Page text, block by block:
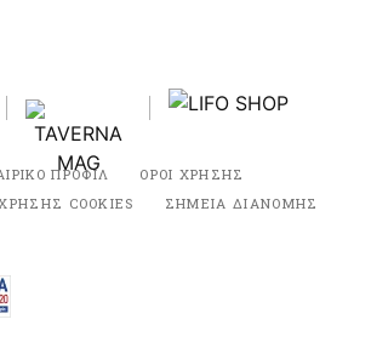
ΠΡΟΦΙΛ
ΟΡΟΙ ΧΡΗΣΗΣ
COOKIES
ΣΗΜΕΙΑ ΔΙΑΝΟΜΗΣ